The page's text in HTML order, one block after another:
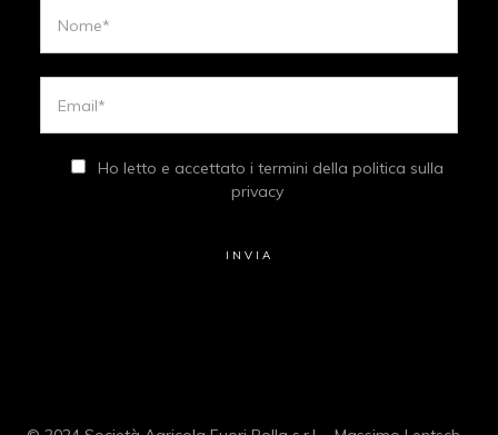
Ho letto e accettato i termini della politica sulla
privacy